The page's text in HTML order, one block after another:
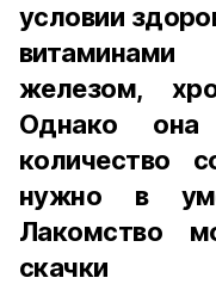
условии
железом,
Однако она
количество
нужно в
Лакомство
скачки